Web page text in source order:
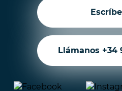
Llámanos +34